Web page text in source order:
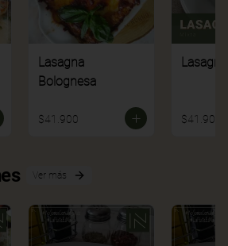
Lasagna
Bolognesa
$41.900 $41.900
Ver más